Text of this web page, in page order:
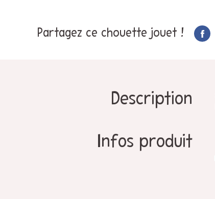
Partagez ce chouette jouet !
Description
Infos produit